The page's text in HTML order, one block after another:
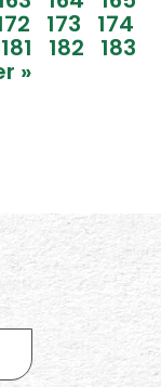
173 174
181 182 183
»